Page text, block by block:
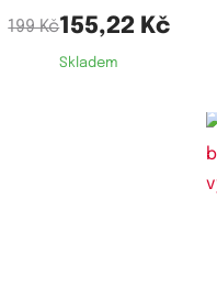
199 Kč155,22 Kč
Skladem